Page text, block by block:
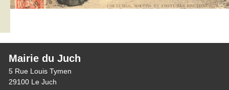
Mairie du Juch
5 Rue Louis Tymen
29100 Le Juch